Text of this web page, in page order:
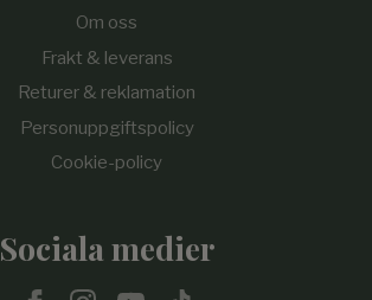
Om oss
Frakt & leverans
Returer & reklamation
Personuppgiftspolicy
Cookie-policy
Sociala medier